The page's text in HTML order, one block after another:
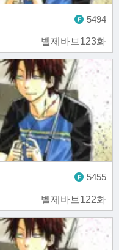
벨제바브123화
5494
벨제바브122화
5455